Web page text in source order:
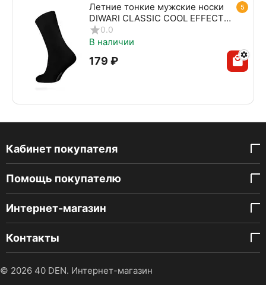
5
Летние тонкие мужские носки
DIWARI CLASSIC COOL EFFECT
010 черный
0.0
В наличии
‍179‍ ₽
Кабинет покупателя
Помощь покупателю
Интернет-магазин
Контакты
© 2026 40 DEN. Интернет-магазин